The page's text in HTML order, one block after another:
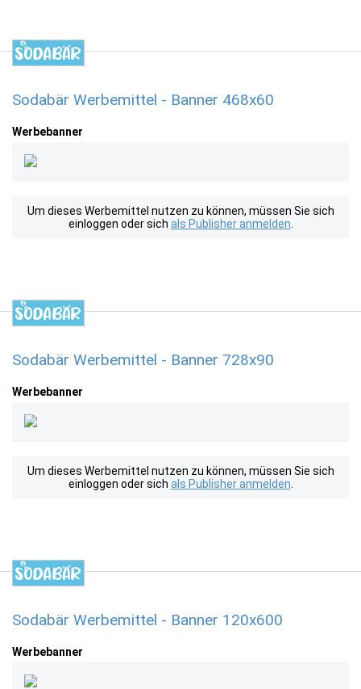
Sodabär Werbemittel - Banner 468x60
Werbebanner
Um dieses Werbemittel nutzen zu können, müssen Sie sich
einloggen oder sich als Publisher anmelden
Sodabär Werbemittel - Banner 728x90
Werbebanner
Um dieses Werbemittel nutzen zu können, müssen Sie sich
einloggen oder sich als Publisher anmelden
Sodabär Werbemittel - Banner 120x600
Werbebanner